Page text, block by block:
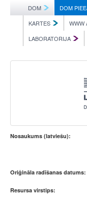
DOM DOM
KARTES
WWW
LABORATORIJA
Nosaukums (latviešu):
Oriģināla radīšanas datums:
Resursa virstips: